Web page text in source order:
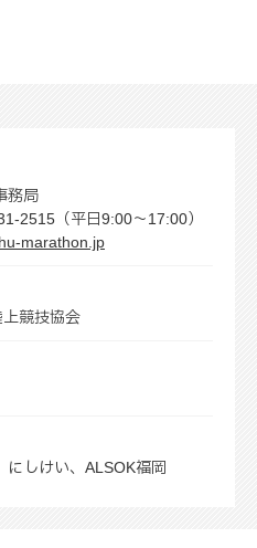
務局
2515（平日9:00～17:00）
marathon.jp
競技協会
にしけい、ALSOK福岡